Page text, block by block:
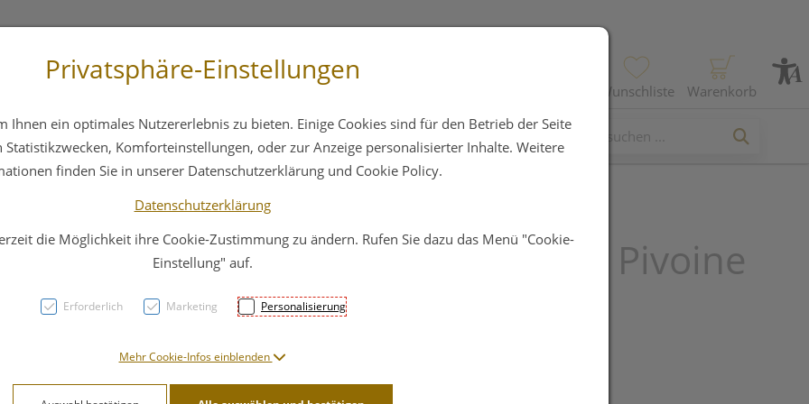
Wunschliste Warenkorb
Hautpflege Familie Nahrungsergänzung
Vitry Nagellacke : Pivoine
4ml
7,60 EUR
Privatsphäre-Einstellungen
Ihnen ein optimales Nutzererlebnis zu bieten. Einige Cookies sind für den Betrieb der Seite
Komforteinstellungen, oder zur Anzeige personalisierter Inhalte. Weitere
finden Sie in unserer Datenschutzerklärung und Cookie Policy.
Datenschutzerklärung
die Möglichkeit ihre Cookie-Zustimmung zu ändern. Rufen Sie dazu das Menü "Cookie-
Einstellung" auf.
Erforderlich Marketing Personalisierung
Mehr Cookie-Infos einblenden